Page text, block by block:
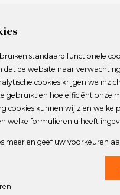
Nederlandse Vereniging
Journalisten.
Alle rechten
Privacy Statement
website werd
standaard functionele
dat de website naar
cookies krijgen we
gebruikt en hoe efficiënt onze
cookies kunnen wij zien welke
welke formulieren u heeft
meer en geef uw voorkeuren